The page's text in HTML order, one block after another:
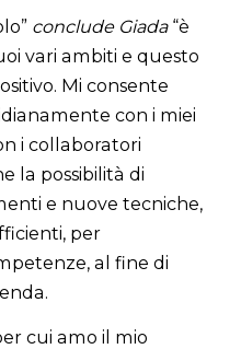
conclude Giada“è
vari ambiti e questo
Mi consente
con i miei
i collaboratori
la possibilità di
e nuove tecniche,
per
al fine di
cui amo il mio